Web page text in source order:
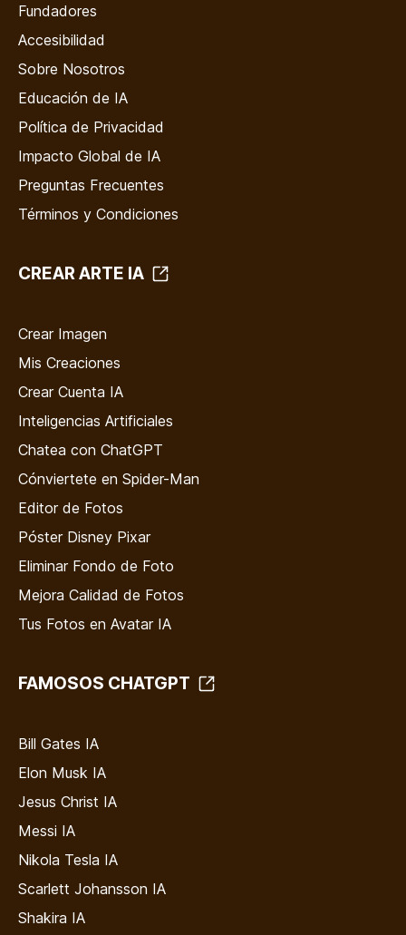
Fundadores
Accesibilidad
Sobre Nosotros
Educación de IA
Política de Privacidad
Impacto Global de IA
Preguntas Frecuentes
Términos y Condiciones
CREAR ARTE IA
Crear Imagen
Mis Creaciones
Crear Cuenta IA
Inteligencias Artificiales
Chatea con ChatGPT
Cónviertete en Spider-Man
Editor de Fotos
Póster Disney Pixar
Eliminar Fondo de Foto
Mejora Calidad de Fotos
Tus Fotos en Avatar IA
FAMOSOS CHATGPT
Bill Gates IA
Elon Musk IA
Jesus Christ IA
Messi IA
Nikola Tesla IA
Scarlett Johansson IA
Shakira IA